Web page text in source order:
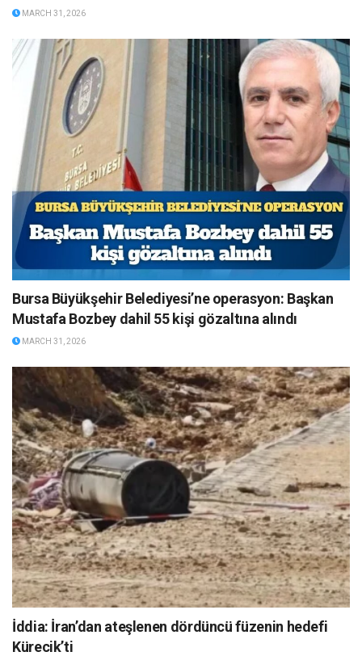
MARCH 31, 2026
Bursa Büyükşehir Belediyesi’ne operasyon: Başkan
Mustafa Bozbey dahil 55 kişi gözaltına alındı
MARCH 31, 2026
İddia: İran’dan ateşlenen dördüncü füzenin hedefi
Kürecik’ti